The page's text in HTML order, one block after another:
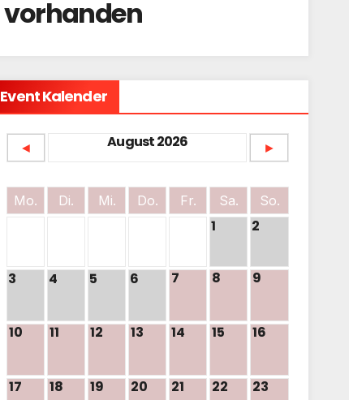
vorhanden
Event Kalender
◄ August 2026 ►
Mo. Di. Mi. Do. Fr. Sa. So.
1 2
3 4 5 6 7 8 9
10 11 12 13 14 15 16
17 18 19 20 21 22 23